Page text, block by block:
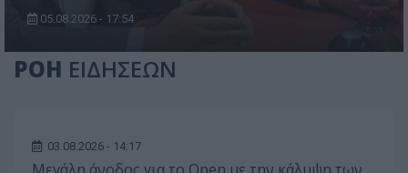
05.08.2026 - 17:54
ΡΟΗ ΕΙΔΗΣΕΩΝ
03.08.2026 - 14:17